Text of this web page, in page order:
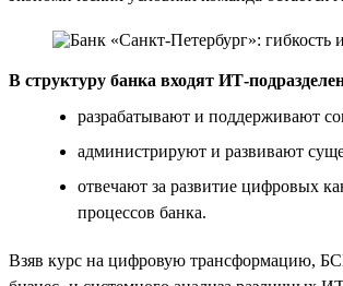
В структуру банка входят ИТ-
разрабатывают и поддерживают
администрируют и развивают
отвечают за развитие цифровых
процессов банка.
Взяв курс на цифровую трансформацию,